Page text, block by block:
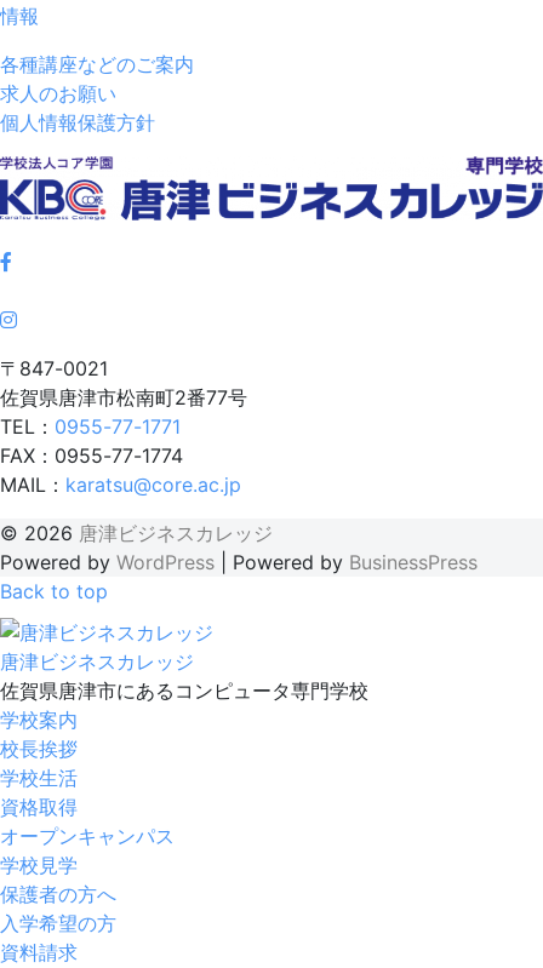
情報
各種講座などのご案内
求人のお願い
個人情報保護方針
〒847-0021
佐賀県唐津市松南町2番77号
TEL： 0955-77-1771
FAX：0955-77-1774
MAIL： karatsu@core.ac.jp
© 2026 唐津ビジネスカレッジ
Powered by WordPress Powered by BusinessPress
Back to top
唐津ビジネスカレッジ
佐賀県唐津市にあるコンピュータ専門学校
学校案内
校長挨拶
学校生活
資格取得
オープンキャンパス
学校見学
保護者の方へ
入学希望の方
資料請求